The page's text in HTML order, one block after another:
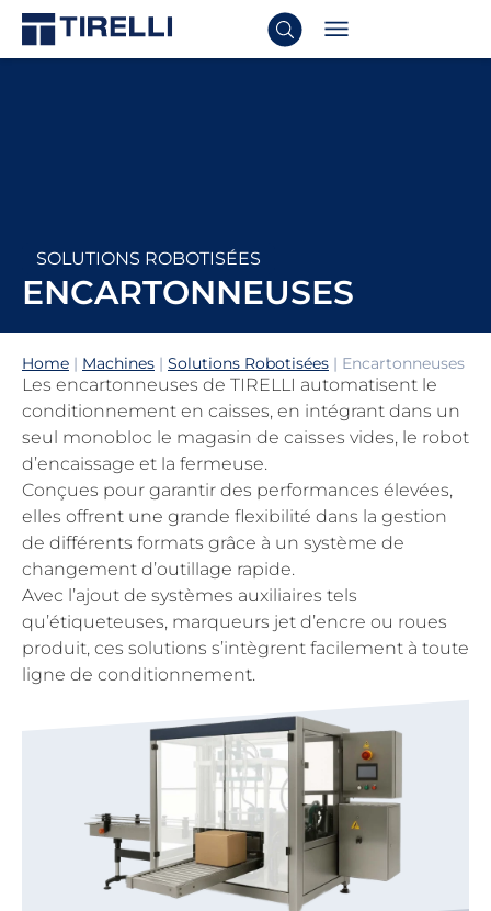
SOLUTIONS ROBOTISÉES
ENCARTONNEUSES
Home | Machines | Solutions Robotisées | Encartonneuses
Les encartonneuses de TIRELLI automatisent le
conditionnement en caisses, en intégrant dans un
seul monobloc le magasin de caisses vides, le robot
d’encaissage et la fermeuse.
Conçues pour garantir des performances élevées,
elles offrent une grande flexibilité dans la gestion
de différents formats grâce à un système de
changement d’outillage rapide.
Avec l’ajout de systèmes auxiliaires tels
qu’étiqueteuses, marqueurs jet d’encre ou roues
produit, ces solutions s’intègrent facilement à toute
ligne de conditionnement.